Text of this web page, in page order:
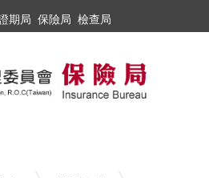
期局 保險局 檢查局